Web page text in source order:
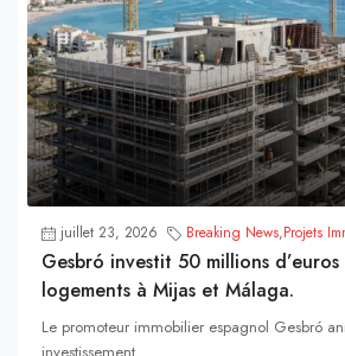
juillet 23, 2026 Breaking News,Projets
Gesbró investit 50 millions
logements à Mijas et Málaga.
Le promoteur immobilier espagnol Gesbró